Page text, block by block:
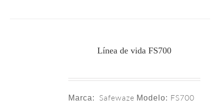
Línea de vida FS700
Marca: Safewaze Modelo: FS700